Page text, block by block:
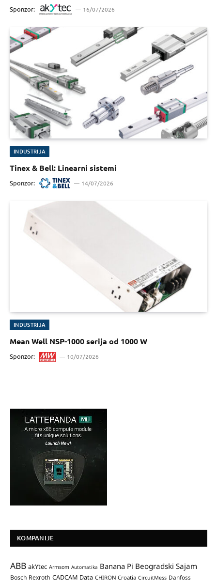
Sponzor: 16/07/2026
INDUSTRIJA
Tinex & Bell: Linearni sistemi
Sponzor: 14/07/2026
INDUSTRIJA
Mean Well NSP-1000 serija od 1000 W
Sponzor: 10/07/2026
KOMPANIJE
ABB akYtec Armsom Automatika Banana Pi Beogradski Sajam
Bosch Rexroth CADCAM Data CHIRON Croatia CircuitMess Danfoss